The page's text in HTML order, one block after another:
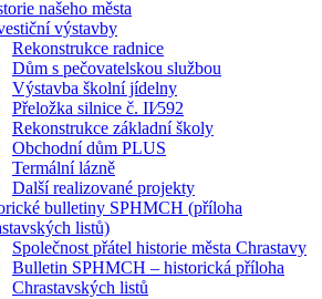
našeho města
výstavby
Rekonstrukce radnice
Dům s pečovatelskou službou
Výstavba školní jídelny
Přeložka silnice č. II⁄592
Rekonstrukce základní školy
Obchodní dům PLUS
Termální lázně
Další realizované projekty
bulletiny SPHMCH (příloha
listů)
Společnost přátel historie města Chrastavy
Bulletin SPHMCH – historická příloha
Chrastavských listů